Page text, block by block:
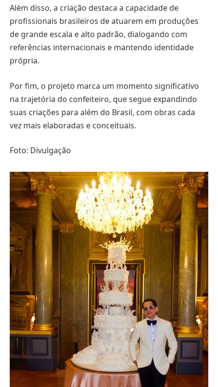
Além disso, a criação destaca a capacidade de
profissionais brasileiros de atuarem em produções
de grande escala e alto padrão, dialogando com
referências internacionais e mantendo identidade
própria.
Por fim, o projeto marca um momento significativo
na trajetória do confeiteiro, que segue expandindo
suas criações para além do Brasil, com obras cada
vez mais elaboradas e conceituais.
Foto: Divulgação